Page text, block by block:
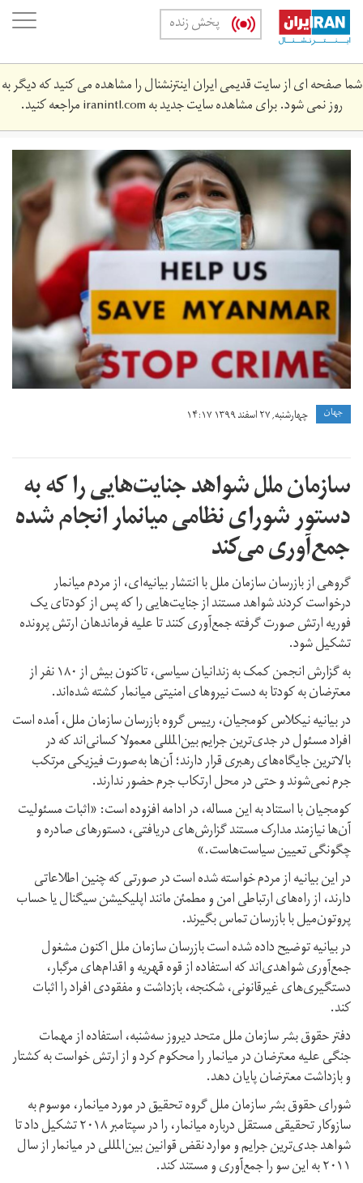
Skip
main
content
پخش زنده
شما صفحه ای از سایت قدیمی ایران اینترنشنال را مشاهده می کنید که دیگر به
روز نمی شود. برای مشاهده سایت جدید بهiranintl.comمراجعه کنید.
download_28.jpeg
جهان چهارشنبه, ۲۷ اسفند ۱۳۹۹ ۱۴:۱۷
سازمان ملل شواهد جنایت‌هایی را که به
دستور شورای نظامی میانمار انجام شده
جمع‌آوری می‌کند
گروهی از بازرسان سازمان ملل با انتشار بیانیه‌ای، از مردم میانمار
درخواست کردند شواهد مستند از جنایت‌هایی را که پس از کودتای یک
فوریه ارتش صورت گرفته جمع‌آوری کنند تا علیه فرماندهان ارتش پرونده
تشکیل شود.
به گزارش انجمن کمک به زندانیان سیاسی، تاکنون بیش از ۱۸۰ نفر از
معترضان به کودتا به دست نیروهای امنیتی میانمار کشته شده‌اند.
در بیانیه نیکلاس کومجیان، رییس گروه بازرسان سازمان ملل، آمده است
افراد مسئول در جدی‌ترین جرایم بین‌المللی معمولا کسانی‌اند که در
بالاترین جایگاه‌های رهبری قرار دارند؛ آن‌ها به‌صورت فیزیکی مرتکب
جرم نمی‌شوند و حتی در محل ارتکاب جرم حضور ندارند.
کومجیان با استناد به این مساله، در ادامه افزوده است: «اثبات مسئولیت
آن‌ها نیازمند مدارک مستند گزارش‌های دریافتی، دستورهای صادره و
چگونگی تعیین سیاست‌هاست.»
در این بیانیه از مردم خواسته شده است در صورتی که چنین اطلاعاتی
دارند، از راه‌های ارتباطی امن و مطمئن مانند اپلیکیشن سیگنال یا حساب
پروتون‌میل با بازرسان تماس بگیرند.
در بیانیه توضیح داده شده است بازرسان سازمان ملل اکنون مشغول
جمع‌آوری شواهدی‌‌اند که استفاده از قوه قهریه و اقدام‌های مرگبار،
دستگیری‌های غیرقانونی، شکنجه، بازداشت و مفقودی افراد را اثبات
کند.
دفتر حقوق بشر سازمان ملل متحد دیروز سه‌شنبه، استفاده از مهمات
جنگی علیه معترضان در میانمار را محکوم کرد و از ارتش خواست به کشتار
و بازداشت معترضان پایان دهد.
شورای حقوق بشر سازمان ملل گروه تحقیق در مورد میانمار، موسوم به
سازوکار تحقیقی مستقل درباره میانمار، را در سپتامبر ۲۰۱۸ تشکیل داد تا
شواهد جدی‌ترین جرایم و موارد نقض قوانین بین‌المللی در میانمار از سال
۲۰۱۱ به این سو را جمع‌آوری و مستند کند.